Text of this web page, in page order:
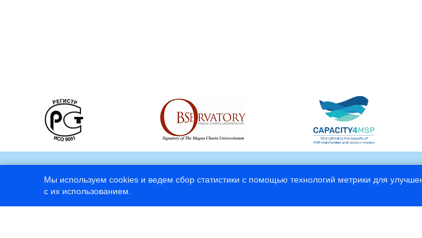
Мы используем cookies и ведем сбор статистики с помощью технологий метрики для
с их использованием.